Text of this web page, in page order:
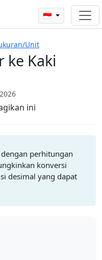
🇮🇩
Unit
ke Kaki
ini
perhitungan
konversi
desimal yang dapat